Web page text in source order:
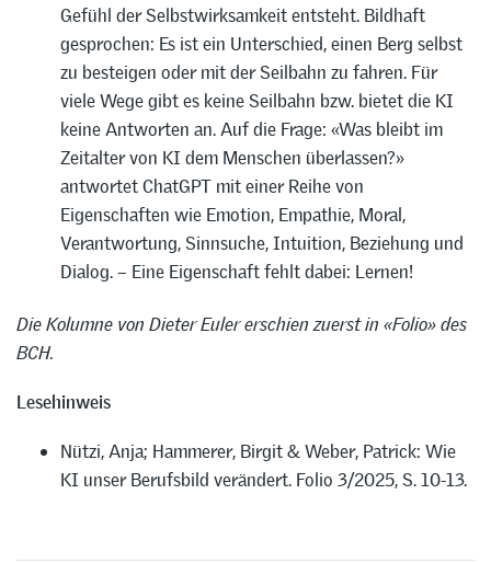
Gefühl der Selbstwirksamkeit entsteht. Bildhaft
gesprochen: Es ist ein Unterschied, einen Berg selbst
zu besteigen oder mit der Seilbahn zu fahren. Für
viele Wege gibt es keine Seilbahn bzw. bietet die KI
keine Antworten an. Auf die Frage: «Was bleibt im
Zeitalter von KI dem Menschen überlassen?»
antwortet ChatGPT mit einer Reihe von
Eigenschaften wie Emotion, Empathie, Moral,
Verantwortung, Sinnsuche, Intuition, Beziehung und
Dialog. – Eine Eigenschaft fehlt dabei: Lernen!
Die Kolumne von Dieter Euler erschien zuerst in «Folio» des
BCH.
Lesehinweis
Nützi, Anja; Hammerer, Birgit & Weber, Patrick: Wie
KI unser Berufsbild verändert. Folio 3/2025, S. 10-13.